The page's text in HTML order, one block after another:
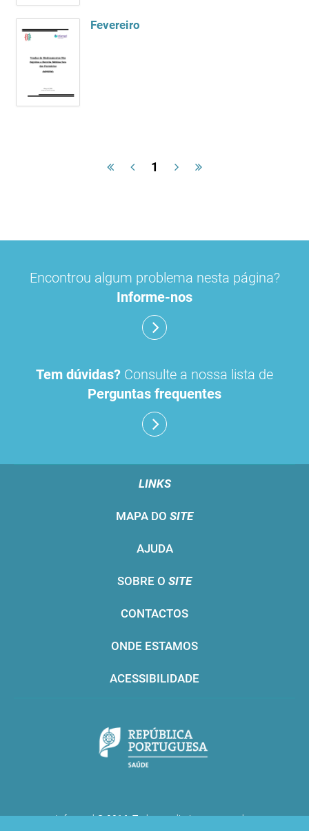
Fevereiro
1
Encontrou algum problema nesta página?
Informe-nos
Tem dúvidas? Consulte a nossa lista de
Perguntas frequentes
LINKS
MAPA DO SITE
AJUDA
SOBRE O SITE
CONTACTOS
ONDE ESTAMOS
ACESSIBILIDADE
Infarmed © 2016. Todos os direitos reservados